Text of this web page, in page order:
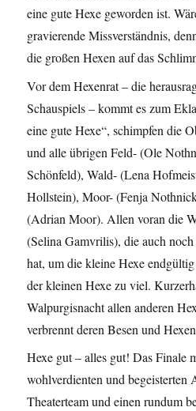
eine gute Hexe geworden ist.
gravierende Missverständnis,
die großen Hexen auf das
Vor dem Hexenrat – die
Schauspiels – kommt es zum
eine gute Hexe“, schimpfen die
und alle übrigen Feld- (Ole
Schönfeld), Wald- (Lena
Hollstein), Moor- (Fenja
(Adrian Moor). Allen voran die
(Selina Gamvrilis), die auch
hat, um die kleine Hexe
der kleinen Hexe zu viel.
Walpurgisnacht allen anderen
verbrennt deren Besen und
Hexe gut – alles gut! Das Finale
wohlverdienten und begeisterten
Theaterteam und einen rundum